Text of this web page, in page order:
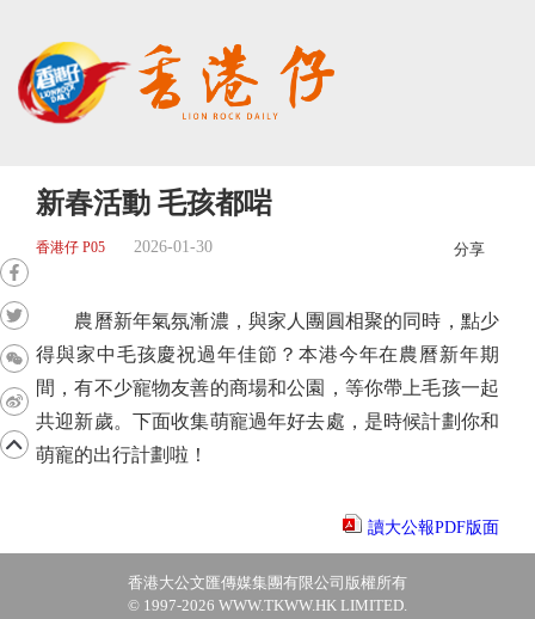
新春活動 毛孩都啱
香港仔 P05 2026-01-30 分享
農曆新年氣氛漸濃，與家人團圓相聚的同時，點少
得與家中毛孩慶祝過年佳節？本港今年在農曆新年期
間，有不少寵物友善的商場和公園，等你帶上毛孩一起
共迎新歲。下面收集萌寵過年好去處，是時候計劃你和
萌寵的出行計劃啦！
讀大公報PDF版面
香港大公文匯傳媒集團有限公司版權所有
© 1997-2026 WWW.TKWW.HK LIMITED.